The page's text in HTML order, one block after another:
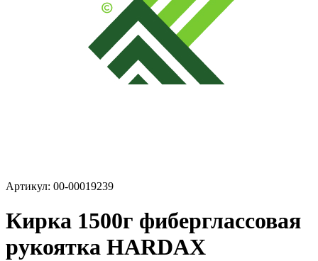
Артикул: 00-00019239
Кирка 1500г фиберглассовая
рукоятка HARDAX